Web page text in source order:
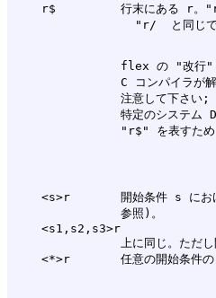
r$         行末にある r。
flex の "改行"
C コンパイラが解
               注意して下さい;
特定のシステム
<s>r       開始条件 s にお
               参照)。
    <s1,s2,s3>r
上に同じ。ただ